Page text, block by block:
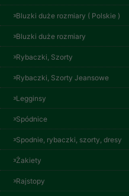
Bluzki duże rozmiary ( Polskie )
Bluzki duże rozmiary
Rybaczki, Szorty
Rybaczki, Szorty Jeansowe
Legginsy
Spódnice
Spodnie, rybaczki, szorty, dresy
Żakiety
Rajstopy
Spodnie damskie